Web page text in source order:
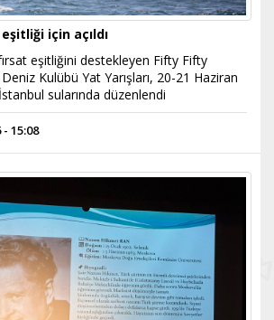
için açıldı
eşitliğini destekleyen Fifty Fifty
Kulübü Yat Yarışları, 20-21 Haziran
sularında düzenlendi
15:08